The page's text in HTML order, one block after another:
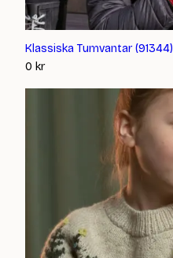
Klassiska Tumvantar (91344)
0 kr